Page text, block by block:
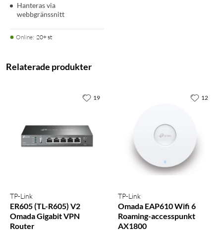
Hanteras via
webbgränssnitt
Online: 20+ st
Relaterade produkter
TP-Link
ER605 (TL-R605) V2
Omada Gigabit VPN
Router
19
TP-Link
Omada EAP610 Wifi 6
Roaming-accesspunkt
AX1800
12